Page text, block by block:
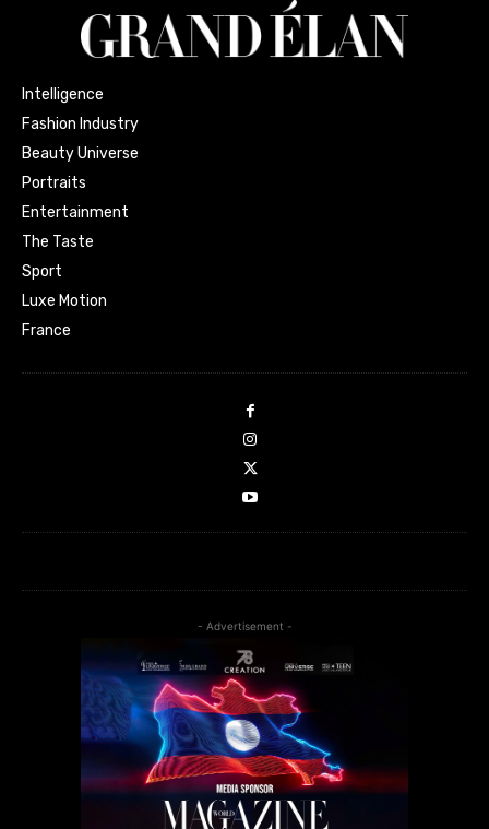
Intelligence
Fashion Industry
Beauty Universe
Portraits
Entertainment
The Taste
Sport
Luxe Motion
France
- Advertisement -